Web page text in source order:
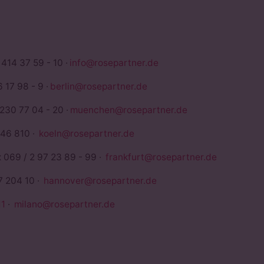
37 59 - 10 · info@rosepartner.de
98 - 9 · berlin@rosepartner.de
77 04 - 20 · muenchen@rosepartner.de
810 · koeln@rosepartner.de
069 / 2 97 23 89 - 99 · frankfurt@rosepartner.de
204 10 · hannover@rosepartner.de
· milano@rosepartner.de